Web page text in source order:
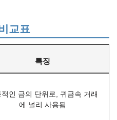
교표
특징
적인 금의 단위로, 귀금속 거래
에 널리 사용됨